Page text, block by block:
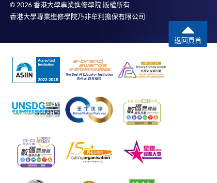
© 2026 香港大學專業進修學院 版權所有
香港大學專業進修學院乃非牟利擔保有限公司
返回頁首